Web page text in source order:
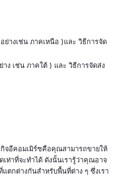
ย่างเช่น ภาคเหนือ )และ วิธีการจัด
ง เช่น ภาคใต้ ) และ วิธีการจัดส่ง
จอีคอมเมิร์ซคือคุณสามารถขายให้
ท่าที่จะทำได้ ดังนั้นเรารู้ว่าคุณอาจ
ตกต่างกันสำหรับพื้นที่ต่าง ๆ ซึ่งเรา